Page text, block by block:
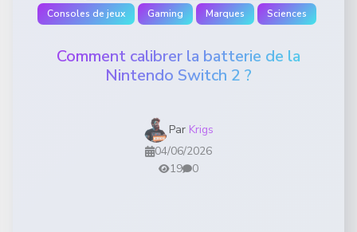
Consoles de jeux
Gaming Marques Sciences
Comment calibrer la batterie de la
Nintendo Switch 2 ?
Par Krigs
04/06/2026
19
0